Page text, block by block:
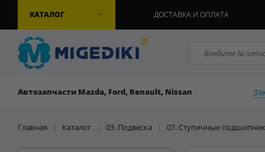
КАТАЛОГ ДОСТАВКА И ОПЛАТА
Автозапчасти Mazda, Ford, Renault, Nissan
Главная | Каталог | 03. Подвеска | 07. Ступичные